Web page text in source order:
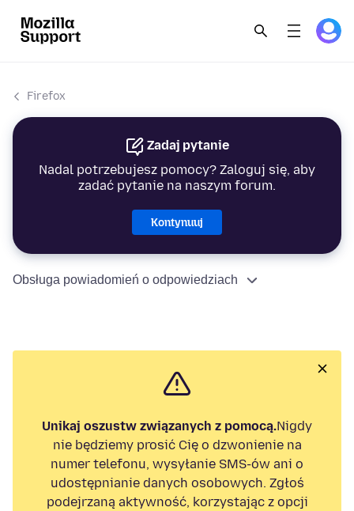
Firefox
Zadaj pytanie
Nadal potrzebujesz pomocy? Zaloguj się, aby
zadać pytanie na naszym forum.
Kontynuuj
Obsługa powiadomień o odpowiedziach
Unikaj oszustw związanych z pomocą.Nigdy
nie będziemy prosić Cię o dzwonienie na
numer telefonu, wysyłanie SMS-ów ani o
udostępnianie danych osobowych. Zgłoś
podejrzaną aktywność, korzystając z opcji